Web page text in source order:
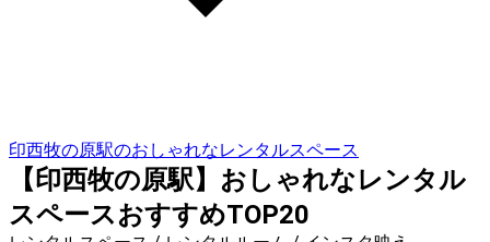
印西牧の原駅のおしゃれなレンタルスペース
【印西牧の原駅】おしゃれなレンタル
スペースおすすめTOP20